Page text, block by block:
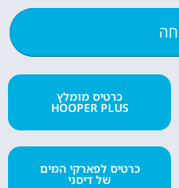
כרטיס מומלץ
HOOPER PLUS
כרטיס לפארקי המים
של דיסני